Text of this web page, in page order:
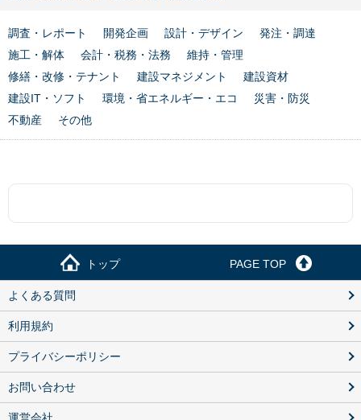
調査・レポート 開発企画 設計・デザイン
発注・調達
施工・解体
会計・税務・法務
維持・管理
修繕・改修・テナント
建設マネジメント
建設資材
建設IT・ソフト
環境・省エネルギー・エコ
災害・防災
不動産
その他
トップ PAGE TOP
よくある質問
利用規約
プライバシーポリシー
お問い合わせ
運営会社